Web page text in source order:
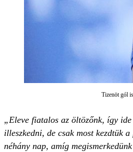
Tizenöt gól
„Eleve fiatalos az öltözőnk, így
illeszkedni, de csak most kezdtük
néhány nap, amíg